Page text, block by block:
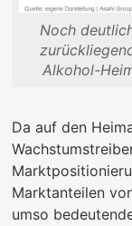
Noch
Alkohol-
Da auf den
Marktanteilen
umso